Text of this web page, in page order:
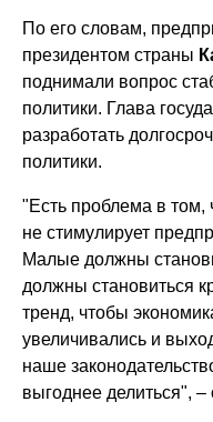
По его словам,
президентом страны
поднимали вопрос
политики. Глава
разработать
политики.
"Есть проблема в том,
не стимулирует
Малые должны
должны становиться
тренд, чтобы
увеличивались и
наше
выгоднее делиться",